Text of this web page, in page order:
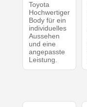
Toyota
Hochwertiger
Body für ein
individuelles
Aussehen
und eine
angepasste
Leistung.